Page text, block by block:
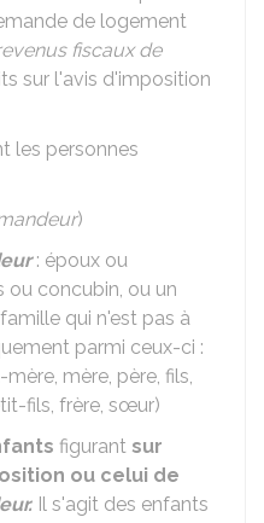
de logement
fiscaux de
sur l'avis d'imposition
les personnes
)
: époux ou
ou concubin, ou un
qui n'est pas à
parmi ceux-ci :
mère, père, fils,
fils, frère, sœur)
figurant sur
ou celui de
Il s'agit des enfants